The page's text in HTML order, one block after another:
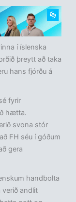
í íslenska
þreytt að taka
hans fjórðu á
fyrir
hætta.
svona stór
FH séu í góðum
gera
handbolta
verið andlit